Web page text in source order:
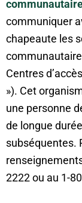
communiquer
chapeaute les
Centres
»). Cet
une personne
de longue
subséquentes.
2222 ou au 1-